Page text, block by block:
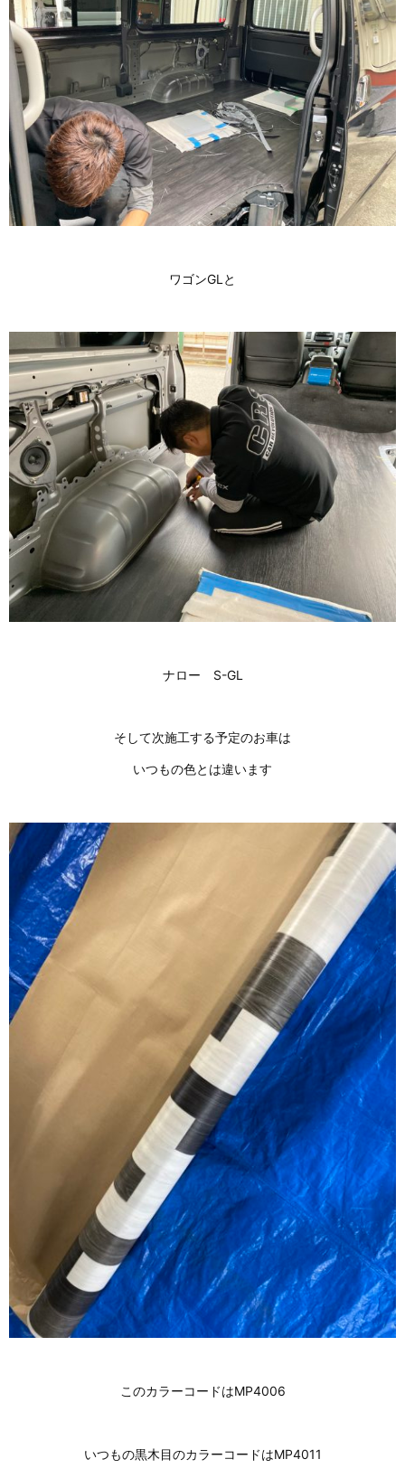
ワゴンGLと
ナロー S-GL
そして次施工する予定のお車は
いつもの色とは違います
このカラーコードはMP4006
いつもの黒木目のカラーコードはMP4011